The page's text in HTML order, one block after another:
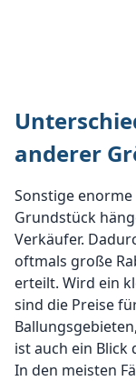
anderer
Sonstige
Grundstück
Verkäufer.
oftmals große
erteilt. Wird ein
sind die Preise
ist auch ein
In den meisten